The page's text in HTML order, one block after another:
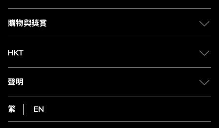
媒體中心
會籍及專屬禮遇
賺取積分
購物與獎賞
物流與配送
Club Shopping 商品領取站
常見問題
HKT
csl.
1010
HKT
聲明
私隱聲明
使用條款
條款及細則
繁 EN